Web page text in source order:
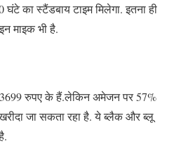
का स्टैंडबाय टाइम मिलेगा. इतना ही
माइक भी है.
रुपए के हैं.लेकिन अमेजन पर 57%
जा सकता रहा है. ये ब्लैक और ब्लू